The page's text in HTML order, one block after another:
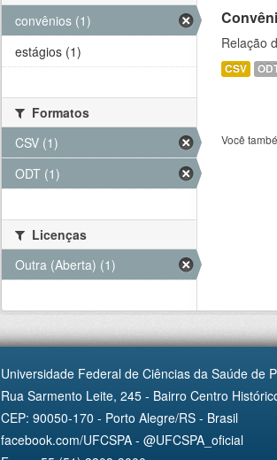
Relação
CSV
Você
convênios (1)
estágios (1)
Formatos
CSV (1)
ODT (1)
Licenças
Outra (Aberta) (1)
Universidade Federal de Ciências da Saúde de
Rua Sarmento Leite, 245 - Bairro Centro
CEP: 90050-170 - Porto Alegre/RS - Brasil
facebook.com/UFCSPA - @UFCSPA_oficial